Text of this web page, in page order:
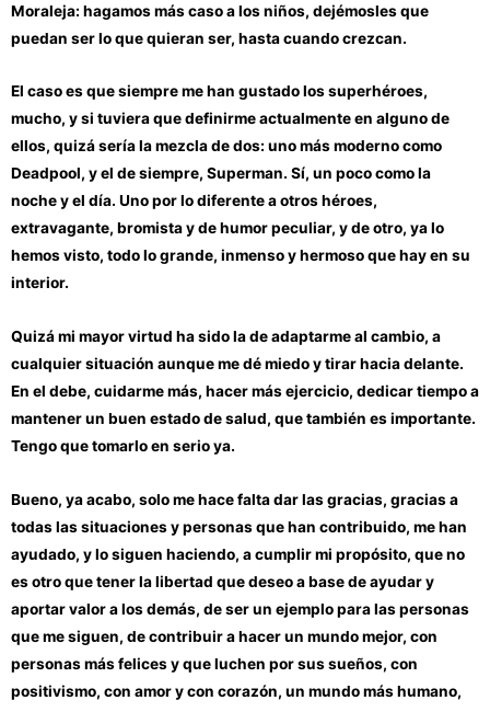
Moraleja: hagamos más caso a los niños, dejémosles que
puedan ser lo que quieran ser, hasta cuando crezcan.
El caso es que siempre me han gustado los superhéroes,
mucho, y si tuviera que definirme actualmente en alguno de
ellos, quizá sería la mezcla de dos: uno más moderno como
Deadpool, y el de siempre, Superman. Sí, un poco como la
noche y el día. Uno por lo diferente a otros héroes,
extravagante, bromista y de humor peculiar, y de otro, ya lo
hemos visto, todo lo grande, inmenso y hermoso que hay en su
interior.
Quizá mi mayor virtud ha sido la de adaptarme al cambio, a
cualquier situación aunque me dé miedo y tirar hacia delante.
En el debe, cuidarme más, hacer más ejercicio, dedicar tiempo a
mantener un buen estado de salud, que también es importante.
Tengo que tomarlo en serio ya.
Bueno, ya acabo, solo me hace falta dar las gracias, gracias a
todas las situaciones y personas que han contribuido, me han
ayudado, y lo siguen haciendo, a cumplir mi propósito, que no
es otro que tener la libertad que deseo a base de ayudar y
aportar valor a los demás, de ser un ejemplo para las personas
que me siguen, de contribuir a hacer un mundo mejor, con
personas más felices y que luchen por sus sueños, con
positivismo, con amor y con corazón, un mundo más humano,